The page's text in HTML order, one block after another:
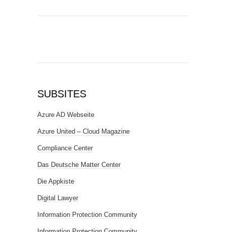
SUBSITES
Azure AD Webseite
Azure United – Cloud Magazine
Compliance Center
Das Deutsche Matter Center
Die Appkiste
Digital Lawyer
Information Protection Community